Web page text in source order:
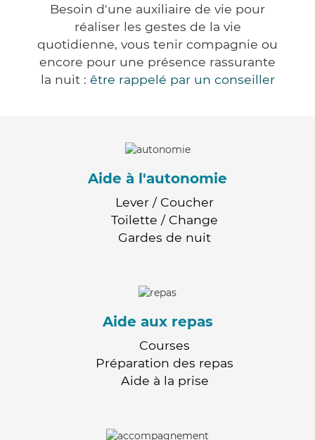
Besoin d'une auxiliaire de vie pour
réaliser les gestes de la vie
quotidienne, vous tenir compagnie ou
encore pour une présence rassurante
la nuit : être rappelé par un conseiller
Aide à l'autonomie
Lever / Coucher
Toilette / Change
Gardes de nuit
Aide aux repas
Courses
Préparation des repas
Aide à la prise